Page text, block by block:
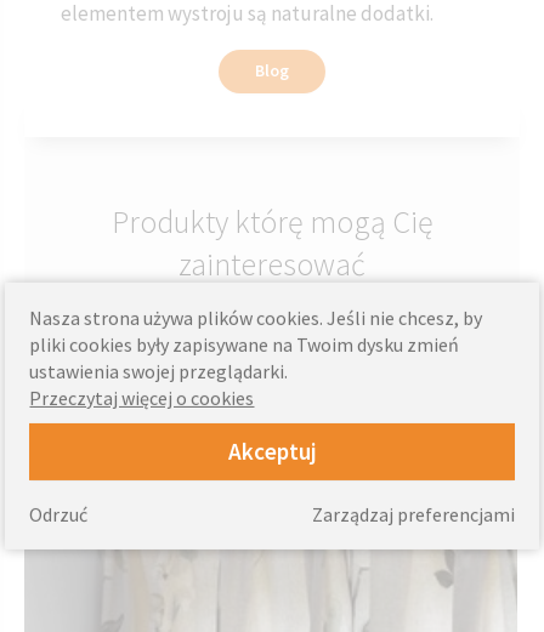
elementem wystroju są naturalne dodatki.
Blog
Produkty którę mogą Cię
zainteresować
Zasłony
Nasza strona używa plików cookies. Jeśli nie chcesz, by
pliki cookies były zapisywane na Twoim dysku zmień
ustawienia swojej przeglądarki.
Przeczytaj więcej o cookies
Akceptuj
Zarządzaj preferencjami
Odrzuć